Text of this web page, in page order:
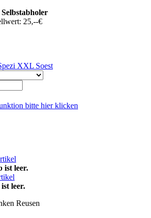
Selbstabholer
25,--€
bitte hier klicken
ist leer.
leer.
Reusen